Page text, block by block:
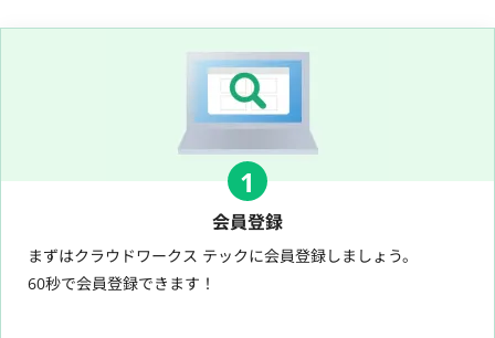
1
会員登録
まずはクラウドワークス テックに会員登録しましょう。
60秒で会員登録できます！